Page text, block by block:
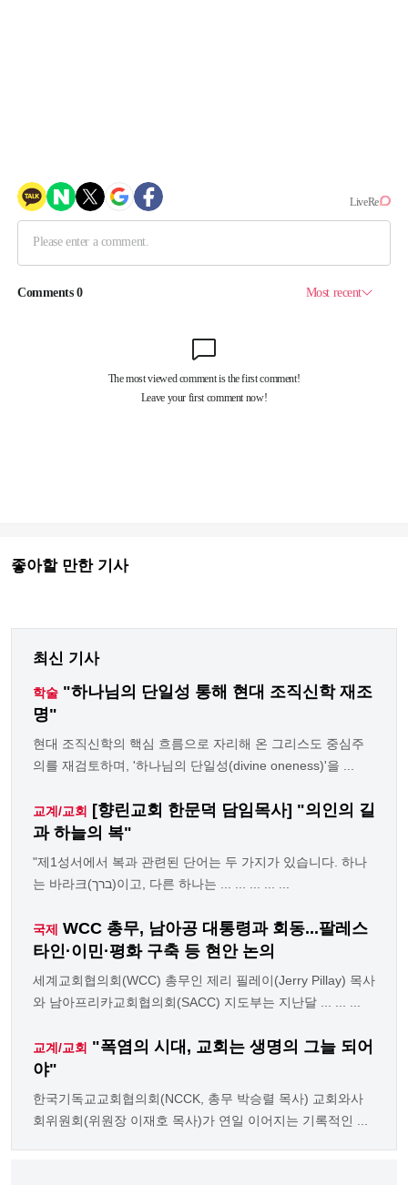
좋아할 만한 기사
최신 기사
학술 "하나님의 단일성 통해 현대 조직신학 재조
명"
현대 조직신학의 핵심 흐름으로 자리해 온 그리스도 중심주
의를 재검토하며, '하나님의 단일성(divine oneness)'을 ...
교계/교회 [향린교회 한문덕 담임목사] "의인의 길
과 하늘의 복"
"제1성서에서 복과 관련된 단어는 두 가지가 있습니다. 하나
는 바라크(ברך)이고, 다른 하나는 ... ... ... ... ...
국제 WCC 총무, 남아공 대통령과 회동...팔레스
타인·이민·평화 구축 등 현안 논의
세계교회협의회(WCC) 총무인 제리 필레이(Jerry Pillay) 목사
와 남아프리카교회협의회(SACC) 지도부는 지난달 ... ... ...
교계/교회 "폭염의 시대, 교회는 생명의 그늘 되어
야"
한국기독교교회협의회(NCCK, 총무 박승렬 목사) 교회와사
회위원회(위원장 이재호 목사)가 연일 이어지는 기록적인 ...